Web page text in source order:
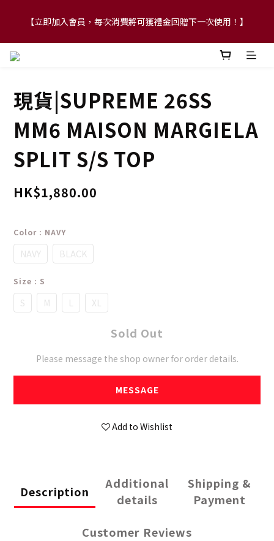
【FLASH SALE 兩件指定現貨產品即享88折】
【立即加入會員，每次消費將可獲禮金回贈下一次使用！】
【FLASH SALE 兩件指定現貨產品即享88折】
現貨|SUPREME 26SS
MM6 MAISON MARGIELA
SPLIT S/S TOP
HK$1,880.00
Color : NAVY
NAVY BLACK
Size : S
S M L XL
Sold Out
Please message the shop owner for order details.
MESSAGE
Add to Wishlist
Description
Additional
details
Shipping &
Payment
Customer Reviews